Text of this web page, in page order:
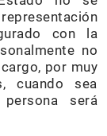
con la
no
por muy
cuando sea
será